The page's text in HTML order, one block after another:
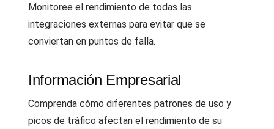
Monitoree el rendimiento de todas las
integraciones externas para evitar que se
conviertan en puntos de falla.
Información Empresarial
Comprenda cómo diferentes patrones de uso y
picos de tráfico afectan el rendimiento de su